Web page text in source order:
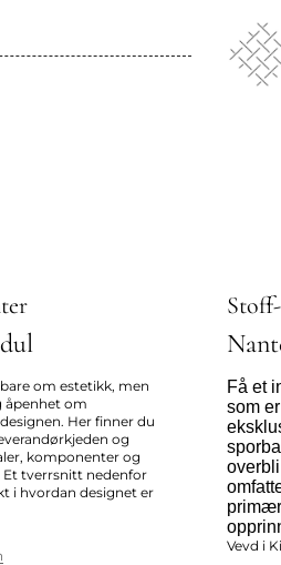
om estetikk, men
åpenhet om
Her finner du
og
komponenter og
tverrsnitt nedenfor
i hvordan designet er
Få et
som
Vevd i